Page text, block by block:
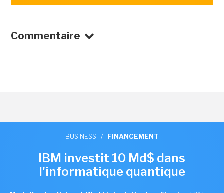
Commentaire
BUSINESS / FINANCEMENT
IBM investit 10 Md$ dans
l'informatique quantique